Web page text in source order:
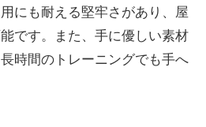
にも耐える堅牢さがあり、屋
です。また、手に優しい素材
時間のトレーニングでも手へ